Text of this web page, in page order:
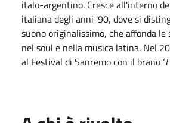
italo-argentino. Cresce all'interno
italiana degli anni '90, dove si
suono originalissimo, che affonda le
nel soul e nella musica latina. Nel
al Festival di Sanremo con il brano ‘